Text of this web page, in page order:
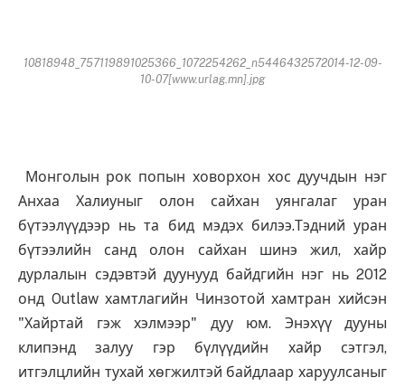
10818948_757119891025366_1072254262_n5446432572014-12-09-
10-07[www.urlag.mn].jpg
Монголын рок попын ховорхон хос дуучдын нэг
Анхаа Халиуныг олон сайхан уянгалаг уран
бүтээлүүдээр нь та бид мэдэх билээ.Тэдний уран
бүтээлийн санд олон сайхан шинэ жил, хайр
дурлалын сэдэвтэй дуунууд байдгийн нэг нь 2012
онд Outlaw хамтлагийн Чинзотой хамтран хийсэн
"Хайртай гэж хэлмээр" дуу юм. Энэхүү дууны
клипэнд залуу гэр бүлүүдийн хайр сэтгэл,
итгэлцлийн тухай хөгжилтэй байдлаар харуулсаныг